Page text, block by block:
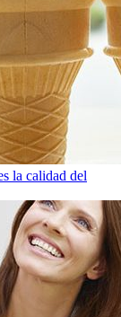
la calidad del